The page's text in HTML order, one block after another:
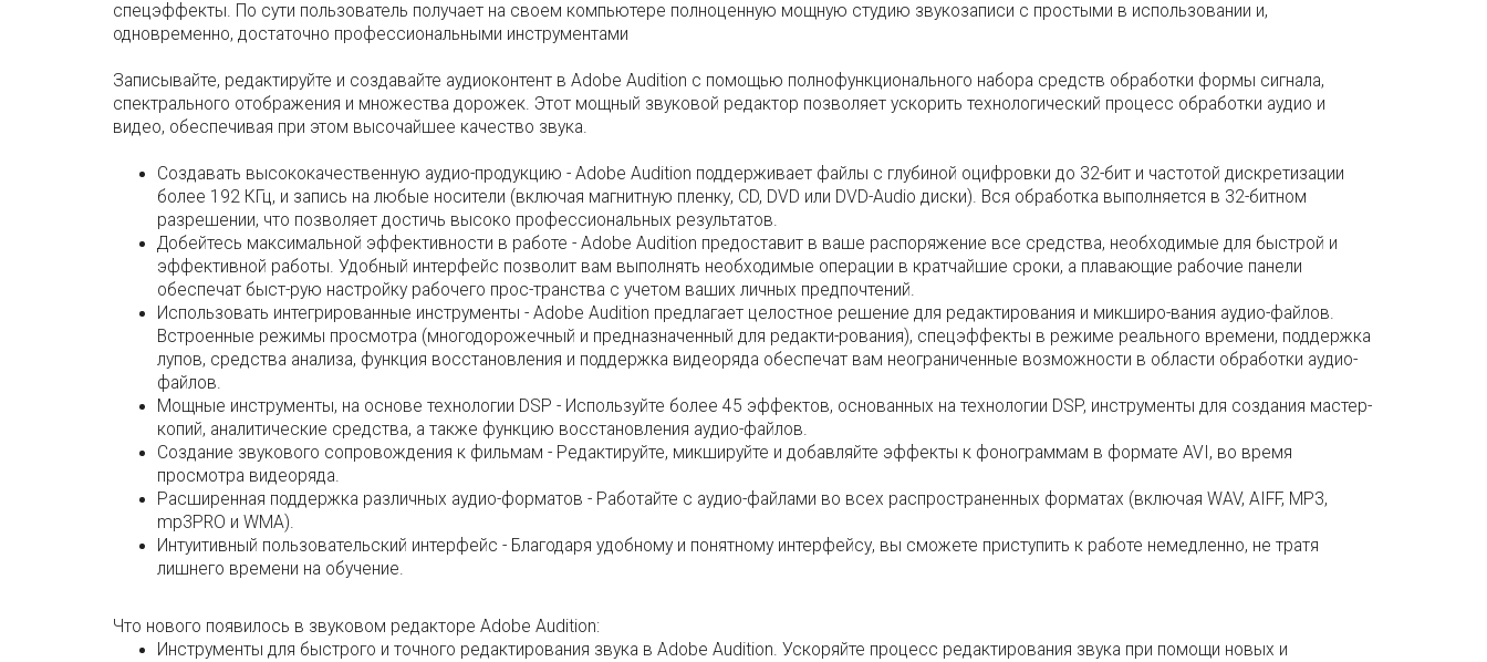
спецэффекты. По сути пользователь получает на своем компьютере полноценную мощную студию звукозаписи с простыми в использовании и,
одновременно, достаточно профессиональными инструментами
Записывайте, редактируйте и создавайте аудиоконтент в Adobe Audition с помощью полнофункционального набора средств обработки формы сигнала,
спектрального отображения и множества дорожек. Этот мощный звуковой редактор позволяет ускорить технологический процесс обработки аудио и
видео, обеспечивая при этом высочайшее качество звука.
Создавать высококачественную аудио-продукцию - Adobe Audition поддерживает файлы с глубиной оцифровки до 32-бит и частотой дискретизации
более 192 КГц, и запись на любые носители (включая магнитную пленку, CD, DVD или DVD-Audio диски). Вся обработка выполняется в 32-битном
разрешении, что позволяет достичь высоко профессиональных результатов.
Добейтесь максимальной эффективности в работе - Adobe Audition предоставит в ваше распоряжение все средства, необходимые для быстрой и
эффективной работы. Удобный интерфейс позволит вам выполнять необходимые операции в кратчайшие сроки, а плавающие рабочие панели
обеспечат быст-рую настройку рабочего прос-транства с учетом ваших личных предпочтений.
Использовать интегрированные инструменты - Adobe Audition предлагает целостное решение для редактирования и микширо-вания аудио-файлов.
Встроенные режимы просмотра (многодорожечный и предназначенный для редакти-рования), спецэффекты в режиме реального времени, поддержка
лупов, средства анализа, функция восстановления и поддержка видеоряда обеспечат вам неограниченные возможности в области обработки аудио-
файлов.
Мощные инструменты, на основе технологии DSP - Используйте более 45 эффектов, основанных на технологии DSP, инструменты для создания мастер-
копий, аналитические средства, а также функцию восстановления аудио-файлов.
Создание звукового сопровождения к фильмам - Редактируйте, микшируйте и добавляйте эффекты к фонограммам в формате AVI, во время
просмотра видеоряда.
Расширенная поддержка различных аудио-форматов - Работайте с аудио-файлами во всех распространенных форматах (включая WAV, AIFF, MP3,
mp3PRO и WMA).
Интуитивный пользовательский интерфейс - Благодаря удобному и понятному интерфейсу, вы сможете приступить к работе немедленно, не тратя
лишнего времени на обучение.
Что нового появилось в звуковом редакторе Adobe Audition:
Инструменты для быстрого и точного редактирования звука в Adobe Audition. Ускоряйте процесс редактирования звука при помощи новых и